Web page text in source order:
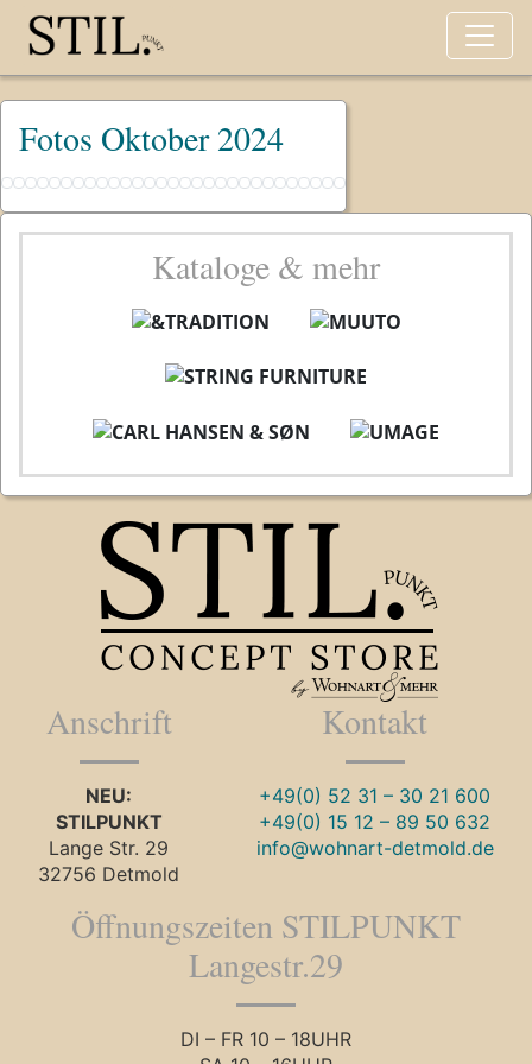
Fotos Oktober 2024
Kataloge & mehr
Anschrift
NEU:
STILPUNKT
Lange Str. 29
32756 Detmold
Kontakt
+49(0) 52 31 – 30 21 600
+49(0) 15 12 – 89 50 632
info@wohnart-detmold.de
Öffnungszeiten STILPUNKT
Langestr.29
DI – FR 10 – 18UHR